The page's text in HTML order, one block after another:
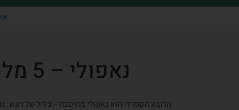
נאפולי – 5 מלונות מעולים בויה טולדו וברובע הספרדי
הרובע הספרדי הוא נאפולי במיטבה – בליל של רעש,